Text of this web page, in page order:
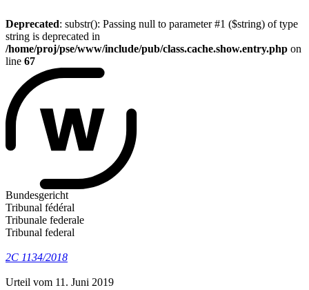
Deprecated: substr(): Passing null to parameter #1 ($string) of type
string is deprecated in
/home/proj/pse/www/include/pub/class.cache.show.entry.php on
line 67
Bundesgericht
Tribunal fédéral
Tribunale federale
Tribunal federal
2C 1134/2018
Urteil vom 11. Juni 2019